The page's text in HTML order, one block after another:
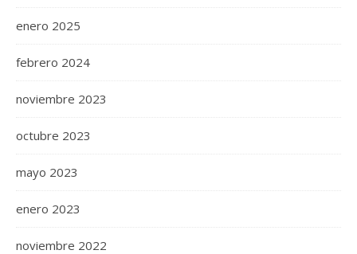
enero 2025
febrero 2024
noviembre 2023
octubre 2023
mayo 2023
enero 2023
noviembre 2022